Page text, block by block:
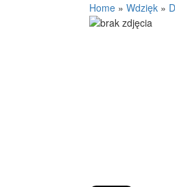
Home » Wdzięk »